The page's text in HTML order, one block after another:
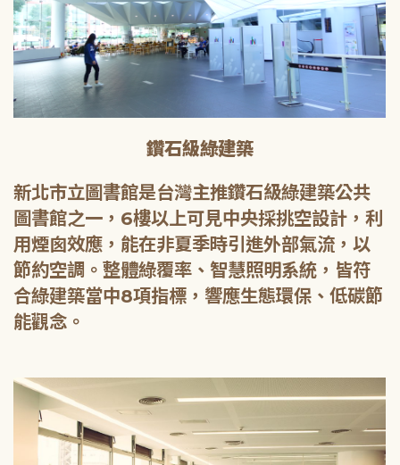
鑽石級綠建築
新北市立圖書館是台灣主推鑽石級綠建築公共
圖書館之一，6樓以上可見中央採挑空設計，利
用煙囪效應，能在非夏季時引進外部氣流，以
節約空調。整體綠覆率、智慧照明系統，皆符
合綠建築當中8項指標，響應生態環保、低碳節
能觀念。